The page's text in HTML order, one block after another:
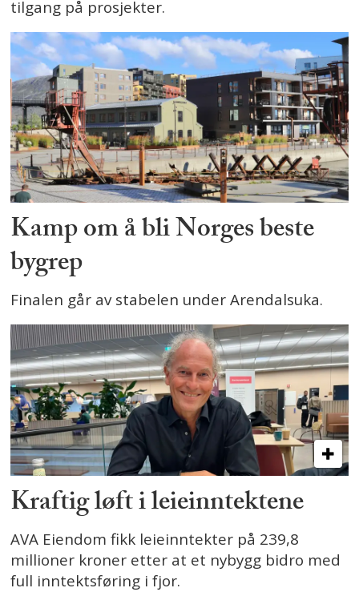
tilgang på prosjekter.
Kamp om å bli Norges beste
bygrep
Finalen går av stabelen under Arendalsuka.
Kraftig løft i leieinntektene
AVA Eiendom fikk leieinntekter på 239,8
millioner kroner etter at et nybygg bidro med
full inntektsføring i fjor.